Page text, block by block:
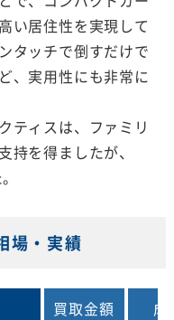
い居住性を実現して
タッチで倒すだけで
、実用性にも非常に
ティスは、ファミリ
持を得ましたが、
場・実績
買取金額
成